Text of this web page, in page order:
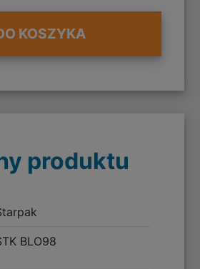
KOSZYKA
produktu
BLO98